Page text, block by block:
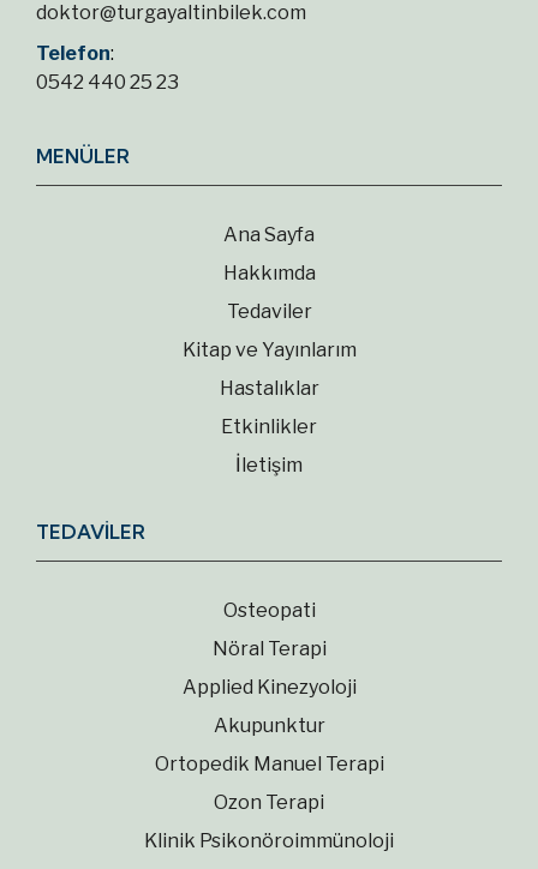
doktor@turgayaltinbilek.com
Telefon:
0542 440 25 23
MENÜLER
Ana Sayfa
Hakkımda
Tedaviler
Kitap ve Yayınlarım
Hastalıklar
Etkinlikler
İletişim
TEDAVİLER
Osteopati
Nöral Terapi
Applied Kinezyoloji
Akupunktur
Ortopedik Manuel Terapi
Ozon Terapi
Klinik Psikonöroimmünoloji